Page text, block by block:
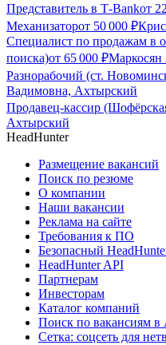
Представитель в Т-Bankот
Механизаторот 50 000 ₽
Специалист по продажам в
поиска)от 65 000 ₽Маркосян
Разнорабочий (ст.
Вадимовна, Ахтырский
Продавец-кассир
Ахтырский
HeadHunter
Размещение вакансий
Поиск по резюме
О компании
Наши вакансии
Реклама на сайте
Требования к ПО
Безопасный
HeadHunter API
Партнерам
Инвесторам
Каталог компаний
Поиск по вакансиям в
Сетка: соцсеть для